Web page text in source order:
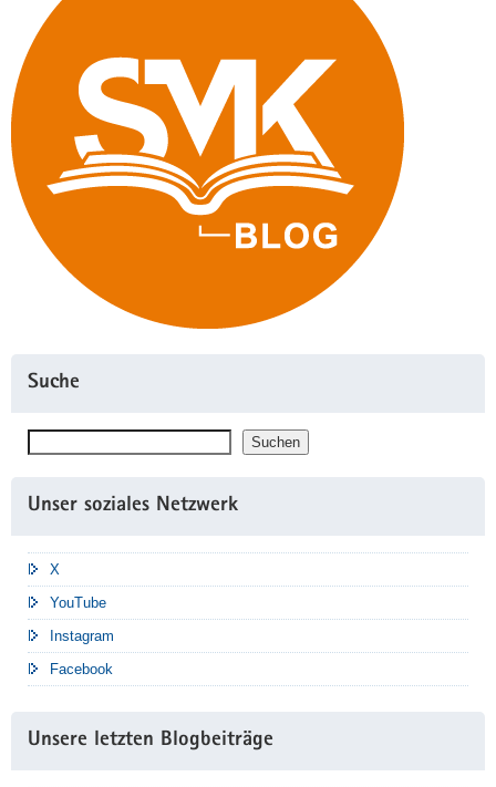
Suche
Suchen
Unser soziales Netzwerk
X
YouTube
Instagram
Facebook
Unsere letzten Blogbeiträge